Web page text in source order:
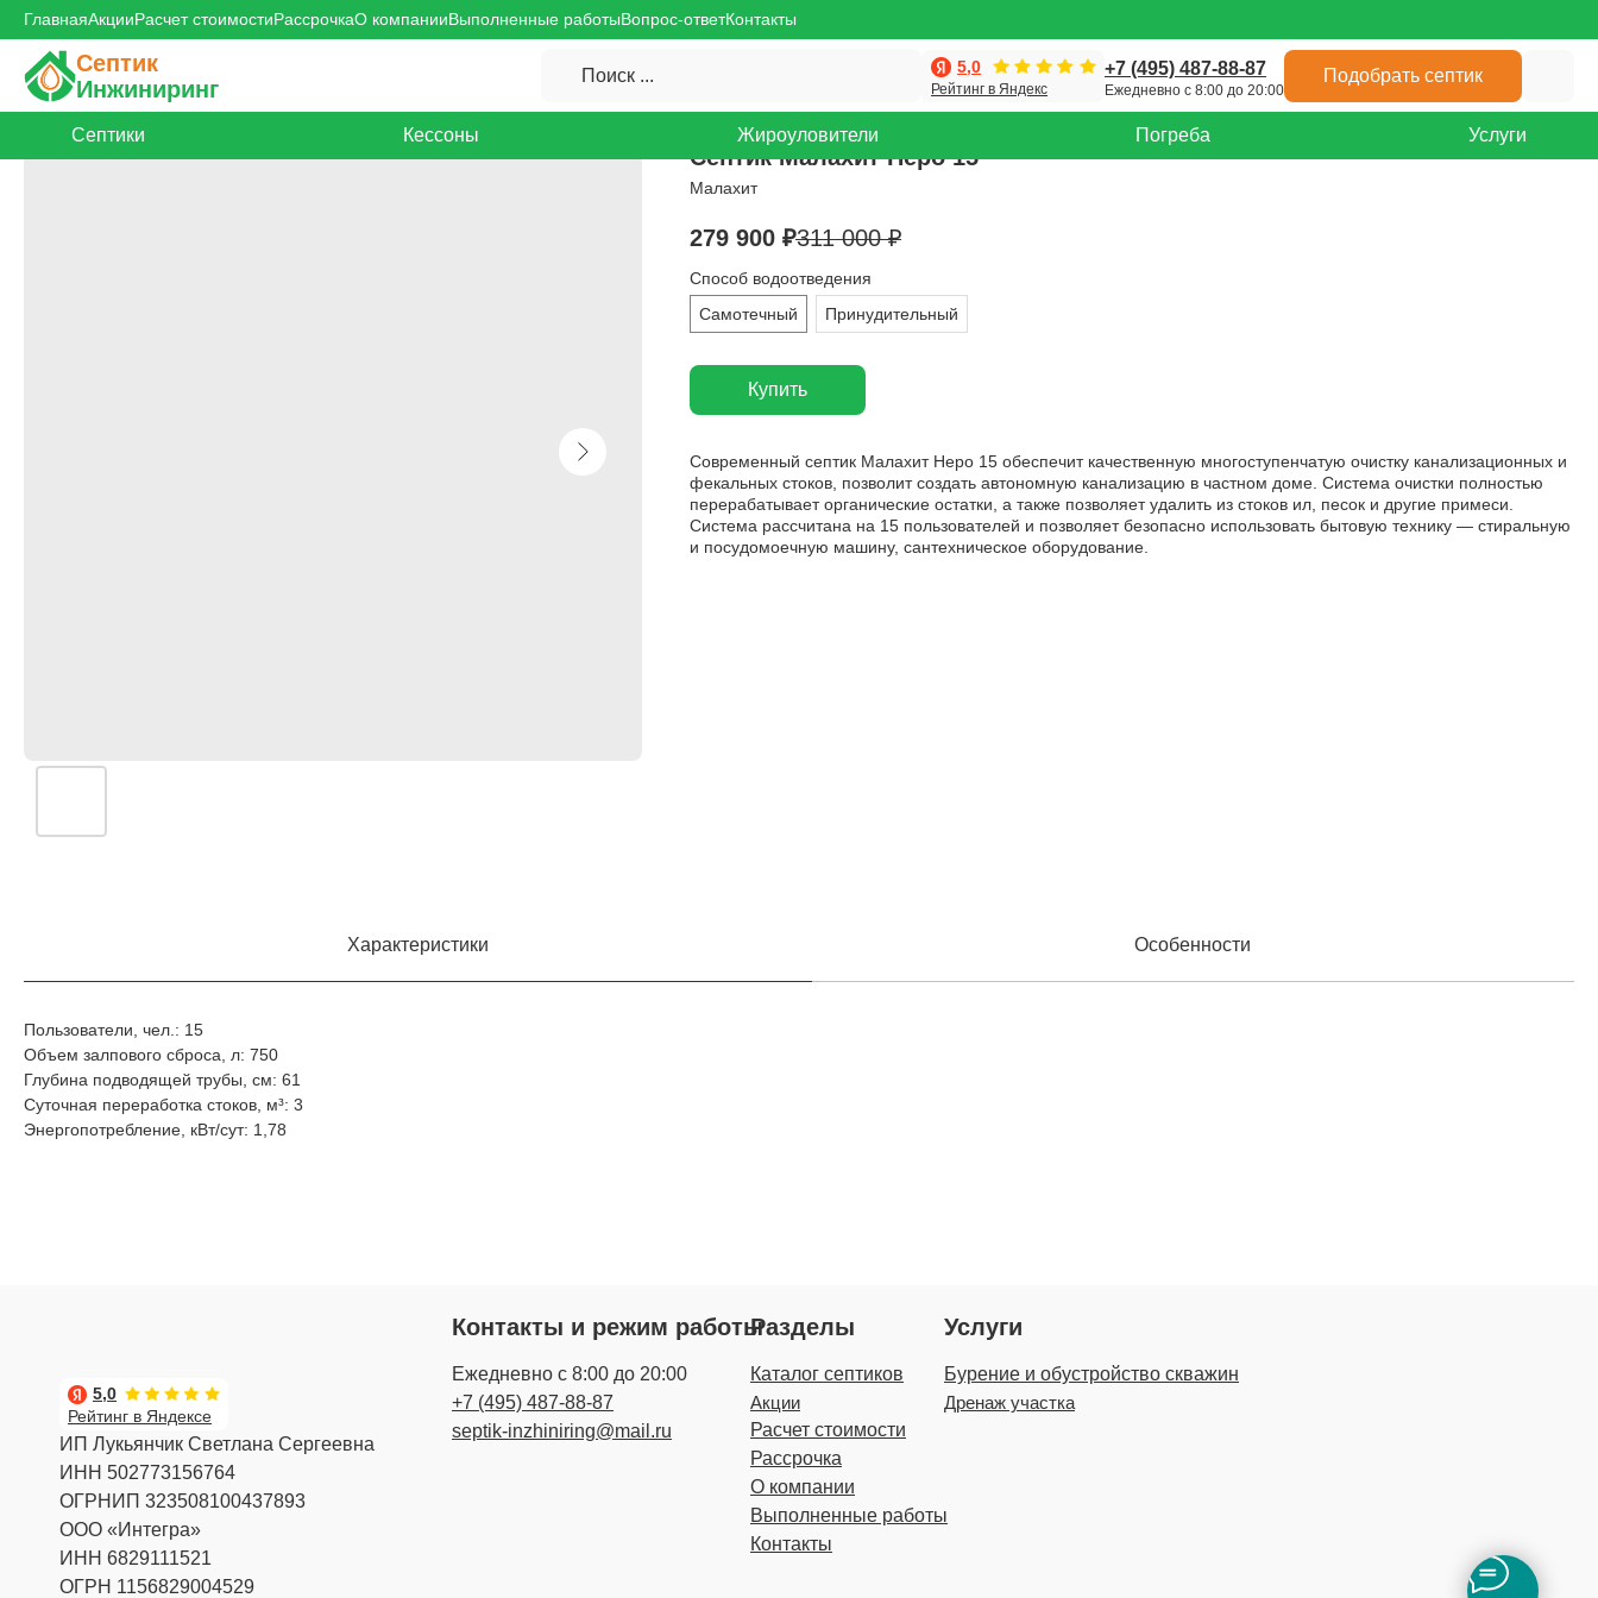
ГлавнаяАкцииРасчет стоимостиРассрочкаО компанииВыполненные работыВопрос-ответКонтакты
Септик
Инжиниринг
Поиск ...
Рейтинг в Яндекс
5,0 +7 (495) 487-88-87
Ежедневно с 8:00 до 20:00
Подобрать септик
Септики Кессоны Жироуловители Погреба Услуги
Септик Малахит Неро 15
Малахит
279 900 ₽311 000 ₽
Способ водоотведения
Самотечный
Принудительный
Купить
Современный септик Малахит Неро 15 обеспечит качественную многоступенчатую очистку канализационных и
фекальных стоков, позволит создать автономную канализацию в частном доме. Система очистки полностью
перерабатывает органические остатки, а также позволяет удалить из стоков ил, песок и другие примеси.
Система рассчитана на 15 пользователей и позволяет безопасно использовать бытовую технику — стиральную
и посудомоечную машину, сантехническое оборудование.
Характеристики Особенности
Пользователи, чел.: 15
Объем залпового сброса, л: 750
Глубина подводящей трубы, см: 61
Суточная переработка стоков, м³: 3
Энергопотребление, кВт/сут: 1,78
Рейтинг в Яндексе
5,0
ИП Лукьянчик Светлана Сергеевна
ИНН 502773156764
ОГРНИП 323508100437893
ООО «Интегра»
ИНН 6829111521
ОГРН 1156829004529
Контакты и режим работы
Ежедневно с 8:00 до 20:00
+7 (495) 487-88-87
septik-inzhiniring@mail.ru
Разделы
Каталог септиков
Акции
Расчет стоимости
Рассрочка
О компании
Выполненные работы
Контакты
Услуги
Бурение и обустройство скважин
Дренаж участка